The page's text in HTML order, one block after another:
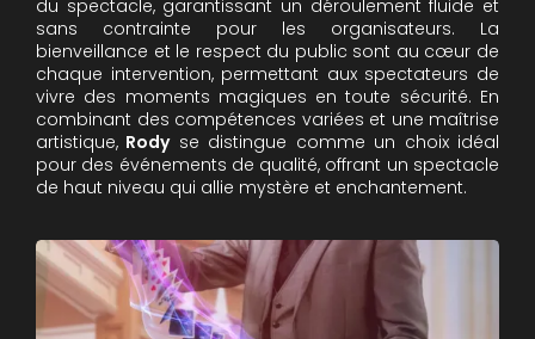
du spectacle, garantissant un déroulement fluide et
sans contrainte pour les organisateurs. La
bienveillance et le respect du public sont au cœur de
chaque intervention, permettant aux spectateurs de
vivre des moments magiques en toute sécurité. En
combinant des compétences variées et une maîtrise
artistique, Rodyse distingue comme un choix idéal
pour des événements de qualité, offrant un spectacle
de haut niveau qui allie mystère et enchantement.